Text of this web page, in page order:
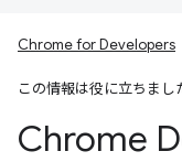
Chrome for Developers
この情報は役に立ちまし
Chrome